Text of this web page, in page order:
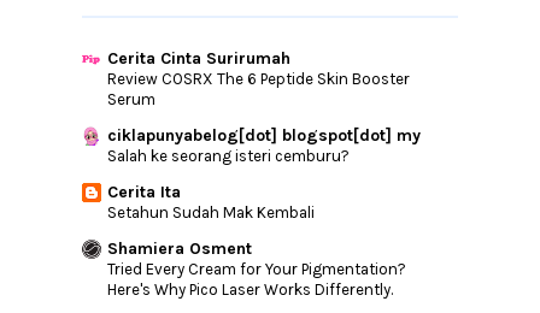
►May(24)
►April
►March(28)
►February(19)
►January
►2014(46)
►2013(154)
Cerita Cinta Surirumah
Review COSRX The 6 Peptide Skin Booster
Serum
ciklapunyabelog[dot] blogspot[dot] my
Salah ke seorang isteri cemburu?
Cerita Ita
Setahun Sudah Mak Kembali
Shamiera Osment
Tried Every Cream for Your Pigmentation?
Here's Why Pico Laser Works Differently.